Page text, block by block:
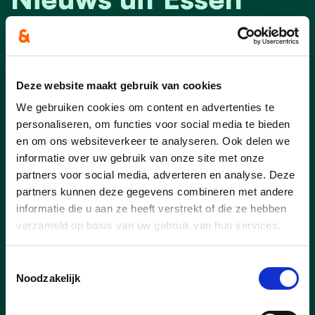
Deze website maakt gebruik van cookies
We gebruiken cookies om content en advertenties te
personaliseren, om functies voor social media te bieden
en om ons websiteverkeer te analyseren. Ook delen we
informatie over uw gebruik van onze site met onze
partners voor social media, adverteren en analyse. Deze
partners kunnen deze gegevens combineren met andere
informatie die u aan ze heeft verstrekt of die ze hebben
verzameld op basis van uw gebruik van hun services.
Noodzakelijk
“De belastingverhoging
24/07/26